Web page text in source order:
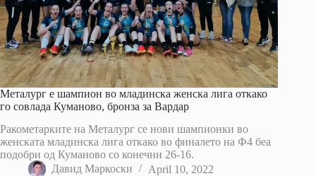
Металург е шампион во младинска женска лига откако
го совлада Куманово, бронза за Вардар
Ракометарките на Металург се нови шампионки во
женската младинска лига откако во финалето на Ф4 беа
подобри од Куманово со конечни 26-16.
Давид Маркоски
April 10, 2022